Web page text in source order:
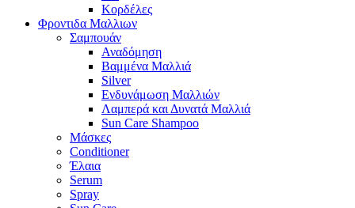
Κορδέλες
Φροντιδα Μαλλιων
Σαμπουάν
Αναδόμηση
Βαμμένα Μαλλιά
Silver
Ενδυνάμωση Μαλλιών
Λαμπερά και Δυνατά Μαλλιά
Sun Care Shampoo
Μάσκες
Conditioner
Έλαια
Serum
Spray